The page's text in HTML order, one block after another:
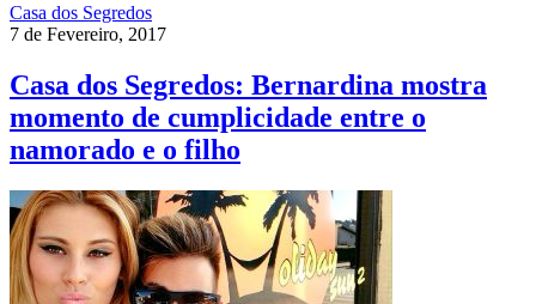
Casa dos Segredos
7 de Fevereiro, 2017
Casa dos Segredos: Bernardina mostra
momento de cumplicidade entre o
namorado e o filho